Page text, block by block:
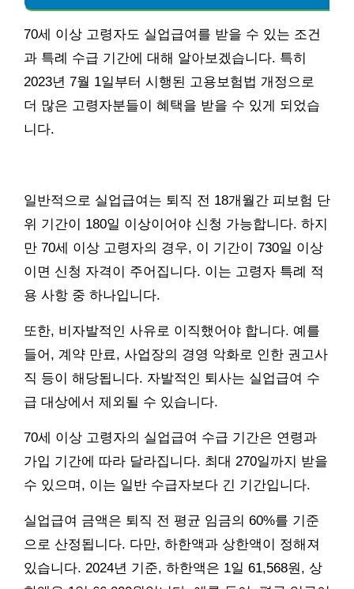
70세 이상 고령자도 실업급여를 받을 수 있는 조건
과 특례 수급 기간에 대해 알아보겠습니다. 특히
2023년 7월 1일부터 시행된 고용보험법 개정으로
더 많은 고령자분들이 혜택을 받을 수 있게 되었습
니다.
일반적으로 실업급여는 퇴직 전 18개월간 피보험 단
위 기간이 180일 이상이어야 신청 가능합니다. 하지
만 70세 이상 고령자의 경우, 이 기간이 730일 이상
이면 신청 자격이 주어집니다. 이는 고령자 특례 적
용 사항 중 하나입니다.
또한, 비자발적인 사유로 이직했어야 합니다. 예를
들어, 계약 만료, 사업장의 경영 악화로 인한 권고사
직 등이 해당됩니다. 자발적인 퇴사는 실업급여 수
급 대상에서 제외될 수 있습니다.
70세 이상 고령자의 실업급여 수급 기간은 연령과
가입 기간에 따라 달라집니다. 최대 270일까지 받을
수 있으며, 이는 일반 수급자보다 긴 기간입니다.
실업급여 금액은 퇴직 전 평균 임금의 60%를 기준
으로 산정됩니다. 다만, 하한액과 상한액이 정해져
있습니다. 2024년 기준, 하한액은 1일 61,568원, 상